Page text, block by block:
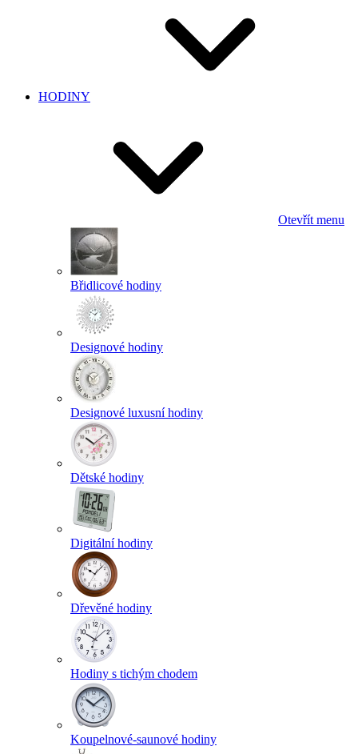
HODINY
Otevřít menu
Břidlicové hodiny
Designové hodiny
Designové luxusní hodiny
Dětské hodiny
Digitální hodiny
Dřevěné hodiny
Hodiny s tichým chodem
Koupelnové-saunové hodiny